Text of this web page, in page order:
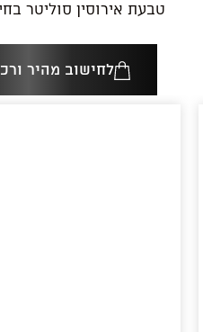
טבעת אירוסין סוליטר
לחישוב מהיר